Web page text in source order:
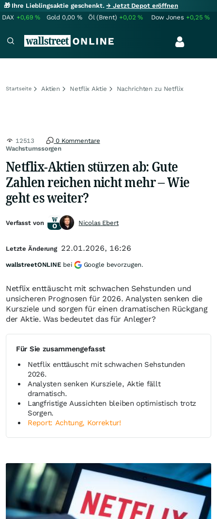
🎁 Ihre Lieblingsaktie geschenkt.→ Jetzt Depot eröffnen
DAX +0,69% Gold 0,00 % Öl (Brent) +0,02% Dow Jones +0,25%
Startseite Aktien Netflix Aktie Nachrichten zu Netflix
Wachstumssorgen
12513 0 Kommentare
Netflix-Aktien stürzen ab: Gute
Zahlen reichen nicht mehr – Wie
geht es weiter?
Netflix enttäuscht mit schwachen Sehstunden und
unsicheren Prognosen für 2026. Analysten senken die
Kursziele und sorgen für einen dramatischen Rückgang
der Aktie. Was bedeutet das für Anleger?
Für Sie zusammengefasst
Netflix enttäuscht mit schwachen Sehstunden
2026.
Analysten senken Kursziele, Aktie fällt
dramatisch.
Langfristige Aussichten bleiben optimistisch trotz
Sorgen.
Report: Achtung, Korrektur!
Verfasst von Nicolas Ebert
Letzte Änderung 22.01.2026, 16:26
wallstreetONLINE bei Google bevorzugen.